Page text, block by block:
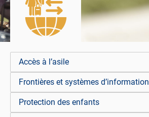
Accès à l’asile
Frontières et systèmes d’information
Protection des enfants